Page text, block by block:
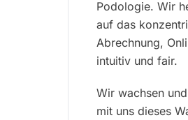
Podologie. Wir
auf das
Abrechnung,
intuitiv und fair.
Wir wachsen
mit uns dieses